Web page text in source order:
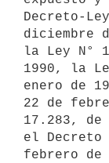
Decreto-
diciembre
la Ley N°
1990, la
enero de
22 de
17.283, de
el Decreto
febrero de